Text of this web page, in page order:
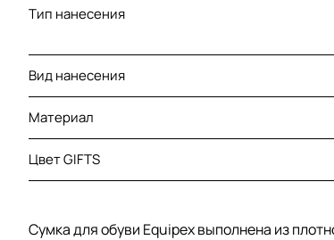
Тип нанесения
Вид нанесения
Материал
Цвет GIFTS
Сумка для обуви Equipex выполнена из